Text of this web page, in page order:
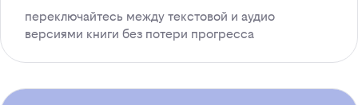
переключайтесь между текстовой и аудио
версиями книги без потери прогресса